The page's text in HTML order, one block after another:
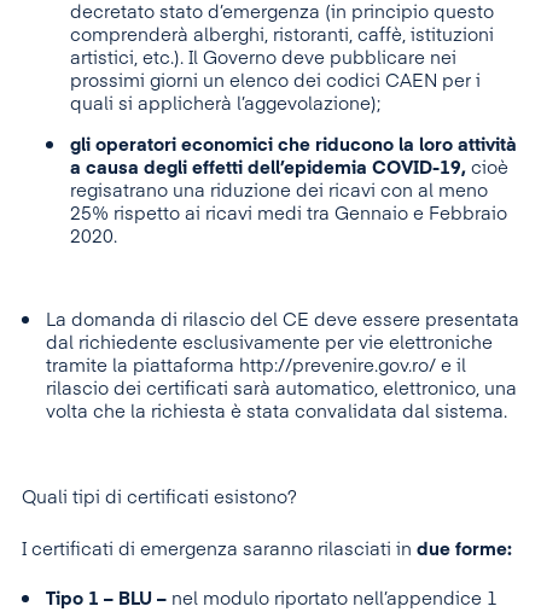
decretato stato d’emergenza (in principio questo
comprenderà alberghi, ristoranti, caffè, istituzioni
artistici, etc.). Il Governo deve pubblicare nei
prossimi giorni un elenco dei codici CAEN per i
quali si applicherà l’aggevolazione);
gli operatori economici che riducono la loro attività
a causa degli effetti dell’epidemia COVID-19, cioè
regisatrano una riduzione dei ricavi con al meno
25% rispetto ai ricavi medi tra Gennaio e Febbraio
2020.
La domanda di rilascio del CE deve essere presentata
dal richiedente esclusivamente per vie elettroniche
tramite la piattaforma http://prevenire.gov.ro/ e il
rilascio dei certificati sarà automatico, elettronico, una
volta che la richiesta è stata convalidata dal sistema.
Quali tipi di certificati esistono?
I certificati di emergenza saranno rilasciati in due forme:
Tipo 1 – BLU – nel modulo riportato nell’appendice 1